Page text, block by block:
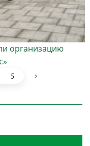
организацию
5 ›